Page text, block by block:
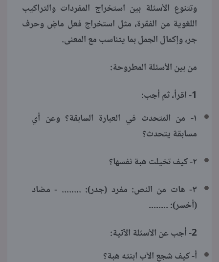
وتتنوع الأسئلة بين استخراج المفردات والتراكيب
اللغوية من الفقرة، مثل استخراج فعل ماضٍ وحرف
جر، وإكمال الجمل بما يتناسب مع المعنى.
من بين الأسئلة المطروحة:
1- اقرأ، ثم أجب:
١- من المتحدث في العبارة السابقة؟ وعن أي
مسابقة يتحدث؟
٢- كيف تخيلت هبة نفسها؟
٣- هات من النص: مفرد (جدر): ........ - مضاد
(أخسر): ........
2- أجب عن الأسئلة الآتية:
أ- كيف شجع الأب ابنته هبة؟